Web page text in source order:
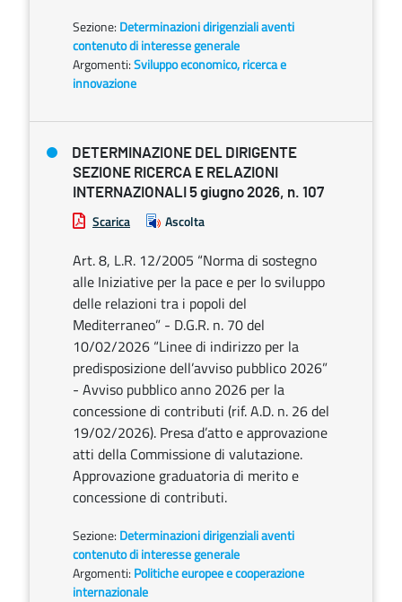
Sezione: Determinazioni dirigenziali aventi
contenuto di interesse generale
Argomenti:Sviluppo economico, ricerca e
innovazione
DETERMINAZIONE DEL DIRIGENTE
SEZIONE RICERCA E RELAZIONI
INTERNAZIONALI 5 giugno 2026, n. 107
Scarica Ascolta
Art. 8, L.R. 12/2005 “Norma di sostegno
alle Iniziative per la pace e per lo sviluppo
delle relazioni tra i popoli del
Mediterraneo” - D.G.R. n. 70 del
10/02/2026 “Linee di indirizzo per la
predisposizione dell’avviso pubblico 2026”
- Avviso pubblico anno 2026 per la
concessione di contributi (rif. A.D. n. 26 del
19/02/2026). Presa d’atto e approvazione
atti della Commissione di valutazione.
Approvazione graduatoria di merito e
concessione di contributi.
Sezione: Determinazioni dirigenziali aventi
contenuto di interesse generale
Argomenti: Politiche europee e cooperazione
internazionale